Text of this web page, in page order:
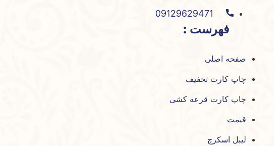
09129629471
فهرست :
صفحه اصلی
چاپ کارت تخفیف
چاپ کارت قرعه کشی
قیمت
لیبل اسکرچ